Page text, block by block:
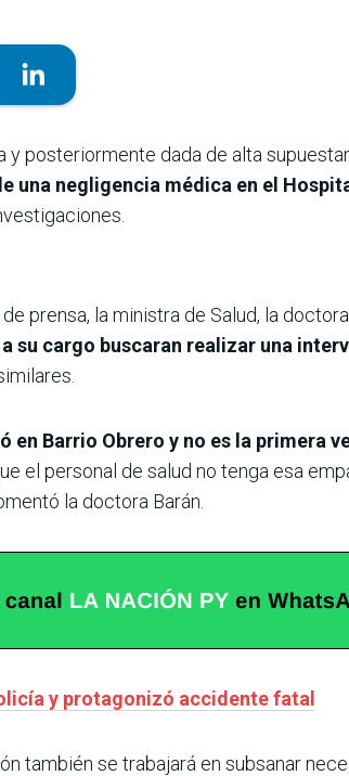
y posteriormente dada de alta
una negligencia médica en el
prensa, la ministra de Salud, la
su cargo buscaran realizar una
en Barrio Obrero y no es la primera
el personal de salud no tenga esa
la doctora Barán.
y protagonizó accidente fatal
también se trabajará en subsanar